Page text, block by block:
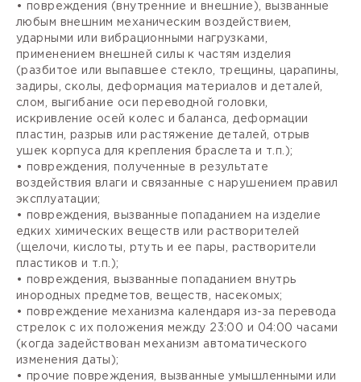
• повреждения (внутренние и внешние), вызванные
любым внешним механическим воздействием,
ударными или вибрационными нагрузками,
применением внешней силы к частям изделия
(разбитое или выпавшее стекло, трещины, царапины,
задиры, сколы, деформация материалов и деталей,
слом, выгибание оси переводной головки,
искривление осей колес и баланса, деформации
пластин, разрыв или растяжение деталей, отрыв
ушек корпуса для крепления браслета и т.п.);
• повреждения, полученные в результате
воздействия влаги и связанные с нарушением правил
эксплуатации;
• повреждения, вызванные попаданием на изделие
едких химических веществ или растворителей
(щелочи, кислоты, ртуть и ее пары, растворители
пластиков и т.п.);
• повреждения, вызванные попаданием внутрь
инородных предметов, веществ, насекомых;
• повреждение механизма календаря из-за перевода
стрелок с их положения между 23:00 и 04:00 часами
(когда задействован механизм автоматического
изменения даты);
• прочие повреждения, вызванные умышленными или